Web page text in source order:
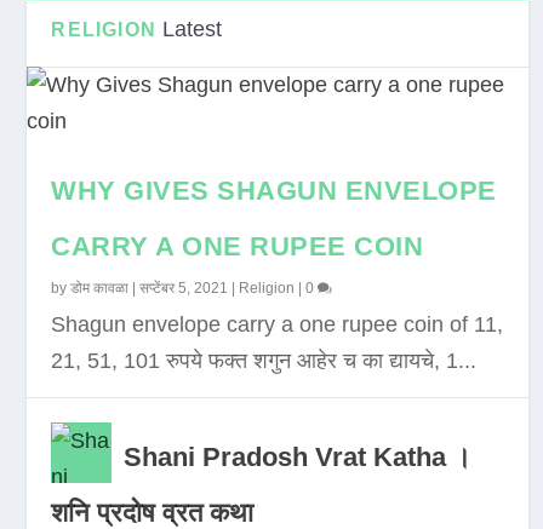
RELIGION Latest
WHY GIVES SHAGUN ENVELOPE
CARRY A ONE RUPEE COIN
byडोम कावळा |सप्टेंबर 5, 2021 Religion |0
Shagun envelope carry a one rupee coin of 11,
21, 51, 101 रुपये फक्त शगुन आहेर च का द्यायचे, 1...
Shani Pradosh Vrat Katha ।
शनि प्रदोष व्रत कथा